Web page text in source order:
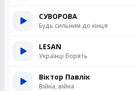
СУВОРОВА
Будь сильним до кінця
LESAN
Українці борять
Віктор Павлік
Війна, війна